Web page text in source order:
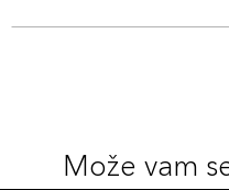
Može vam